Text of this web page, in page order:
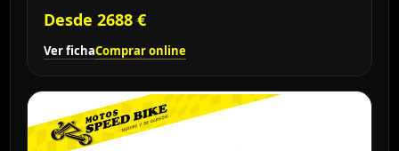
Desde 2688 €
Ver fichaComprar online